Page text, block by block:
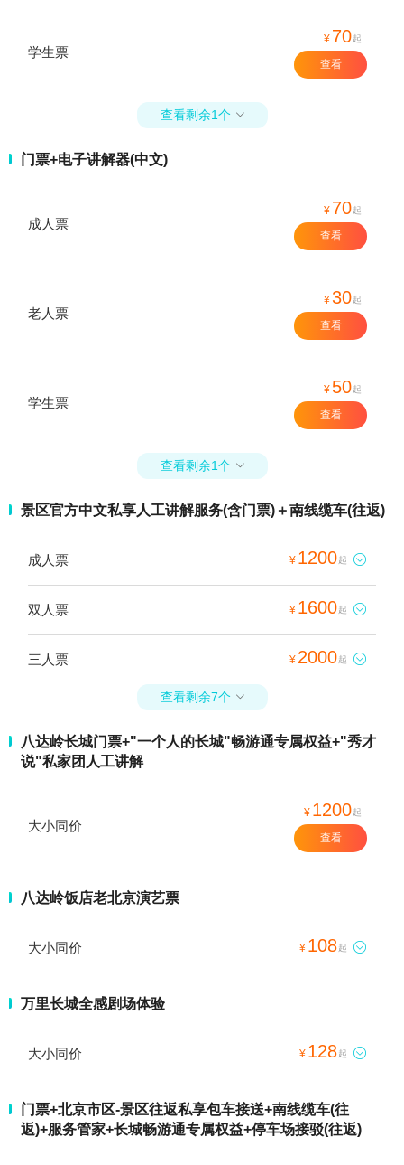
学生票
¥ 70起
查看
查看剩余1个 
门票+电子讲解器(中文)
成人票
¥ 70起
查看
老人票
¥30起
查看
学生票
¥ 50起
查看
查看剩余1个 
景区官方中文私享人工讲解服务(含门票)＋南线缆车(往返)
成人票 ¥ 1200起 
双人票 ¥ 1600起 
三人票 ¥ 2000起 
查看剩余7个 
八达岭长城门票+"一个人的长城"畅游通专属权益+"秀才
说"私家团人工讲解
大小同价
¥ 1200起
查看
八达岭饭店老北京演艺票
大小同价 ¥ 108起 
万里长城全感剧场体验
大小同价 ¥ 128起 
门票+北京市区-景区往返私享包车接送+南线缆车(往
返)+服务管家+长城畅游通专属权益+停车场接驳(往返)